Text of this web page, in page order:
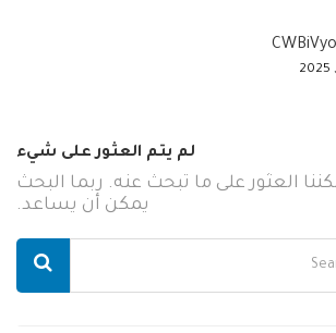
لم يتم العثور على شيء
العثور على ما تبحث عنه. ربما البحث
يمكن أن يساعد.